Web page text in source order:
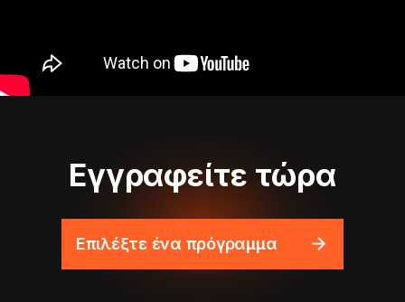
Εγγραφείτε τώρα
Επιλέξτε ένα πρόγραμμα